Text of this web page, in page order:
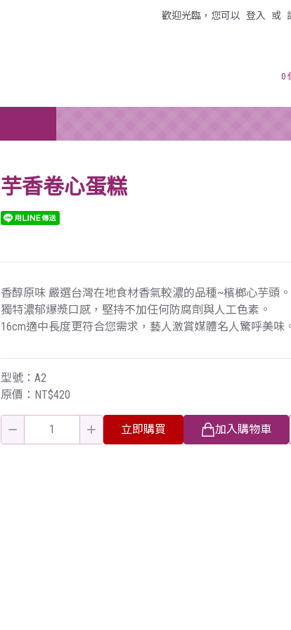
歡迎光臨， 您可以 登入 或
0
芋香卷心蛋糕
香醇原味 嚴選台灣在地食材香氣較濃的品種~檳榔心芋頭。
獨特濃郁爆漿口感，堅持不加任何防腐劑與人工色素。
16cm適中長度更符合您需求，藝人激賞媒體名人驚呼美味
型號：A2
原價：NT$420
立即購買 加入購物車